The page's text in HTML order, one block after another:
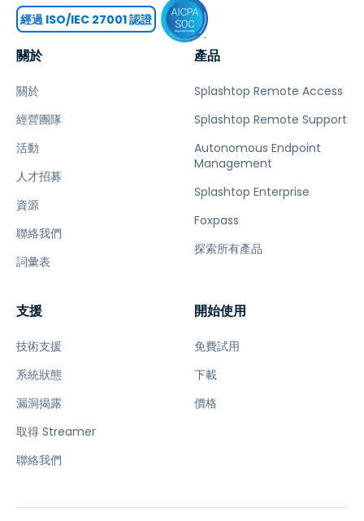
關於
關於
經營團隊
活動
人才招募
資源
聯絡我們
詞彙表
產品
Splashtop Remote Access
Splashtop Remote Support
Autonomous Endpoint
Management
Splashtop Enterprise
Foxpass
探索所有產品
支援
技術支援
系統狀態
漏洞揭露
取得 Streamer
聯絡我們
開始使用
免費試用
下載
價格
經過 ISO/IEC 27001 認證